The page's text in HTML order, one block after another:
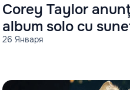
26 Января
Corey Taylor
album solo cu
decât primul